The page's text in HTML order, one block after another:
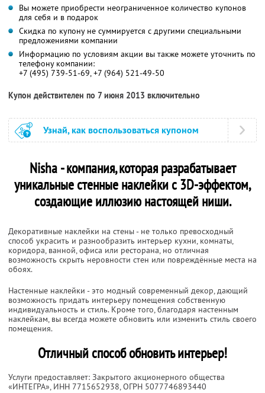
Вы можете приобрести неограниченное количество купонов
для себя и в подарок
Скидка по купону не суммируется с другими специальными
предложениями компании
Информацию по условиям акции вы также можете уточнить по
телефону компании:
+7 (495) 739-51-69, +7 (964) 521-49-50
Купон действителен по 7 июня 2013 включительно
Узнай, как воспользоваться купоном
Nisha - компания, которая разрабатывает
уникальные стенные наклейки с 3D-эффектом,
создающие иллюзию настоящей ниши.
Декоративные наклейки на стены - не только превосходный
способ украсить и разнообразить интерьер кухни, комнаты,
коридора, ванной, офиса или ресторана, но отличная
возможность скрыть неровности стен или повреждённые места на
обоях.
Настенные наклейки - это модный современный декор, дающий
возможность придать интерьеру помещения собственную
индивидуальность и стиль. Кроме того, благодаря настенным
наклейкам, вы всегда можете обновить или изменить стиль своего
помещения.
Отличный способ обновить интерьер!
Услуги предоставляет: Закрытого акционерного общества
«ИНТЕГРА», ИНН 7715652938, ОГРН 5077746893440